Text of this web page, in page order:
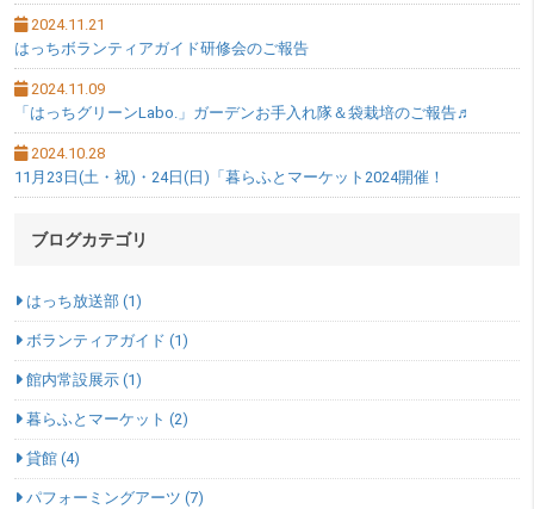
2024.11.21
はっちボランティアガイド研修会のご報告
2024.11.09
「はっちグリーンLabo.」ガーデンお手入れ隊＆袋栽培のご報告♬
2024.10.28
11月23日(土・祝)・24日(日)「暮らふとマーケット2024開催！
ブログカテゴリ
はっち放送部 (1)
ボランティアガイド (1)
館内常設展示 (1)
暮らふとマーケット (2)
貸館 (4)
パフォーミングアーツ (7)